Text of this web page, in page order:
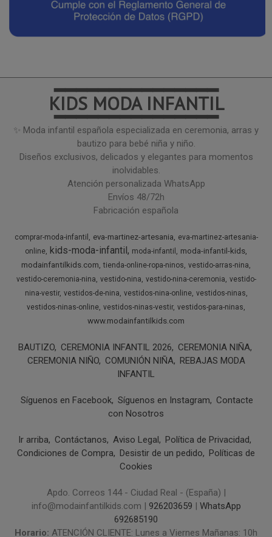
━━━━━━━━━━━━━━━
KIDS MODA INFANTIL
━━━━━━━━━━━━━━━
✨ Moda infantil española especializada en ceremonia, arras y
bautizo para bebé niña y niño.
Diseños exclusivos, delicados y elegantes para momentos
inolvidables.
Atención personalizada WhatsApp
Envíos 48/72h
Fabricación española
comprar-moda-infantil eva-martinez-artesania
eva-martinez-artesania-
online kids-moda-infantil moda-infantil
moda-infantil-kids
modainfantilkids.com tienda-online-ropa-ninos vestido-arras-nina
vestido-ceremonia-nina vestido-nina vestido-nina-ceremonia vestido-
nina-vestir vestidos-de-nina vestidos-nina-online vestidos-ninas
vestidos-ninas-online vestidos-ninas-vestir vestidos-para-ninas
www.modainfantilkids.com
BAUTIZO CEREMONIA INFANTIL 2026
CEREMONIA NIÑA
CEREMONIA NIÑO COMUNIÓN NIÑA REBAJAS MODA
INFANTIL
Síguenos en Facebook Síguenos en Instagram
Contacte
con Nosotros
Ir arriba Contáctanos Aviso Legal
Política de Privacidad
Condiciones de Compra
Desistir de un pedido
Políticas de
Cookies
Apdo. Correos 144 - Ciudad Real - (España) |
info@modainfantilkids.com | 926203659 | WhatsApp
692685190
Horario: ATENCIÓN CLIENTE: Lunes a Viernes Mañanas: 10h